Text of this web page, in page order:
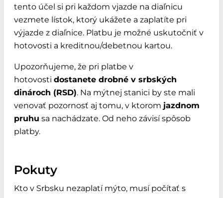
tento účel si pri každom vjazde na diaľnicu
vezmete lístok, ktorý ukážete a zaplatíte pri
výjazde z diaľnice. Platbu je možné uskutočniť v
hotovosti a kreditnou/debetnou kartou.
Upozorňujeme, že pri platbe v
hotovosti dostanete drobné v srbských
dinároch (RSD). Na mýtnej stanici by ste mali
venovať pozornosť aj tomu, v ktorom jazdnom
pruhu sa nachádzate. Od neho závisí spôsob
platby.
Pokuty
Kto v Srbsku nezaplatí mýto, musí počítať s